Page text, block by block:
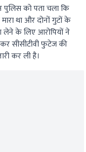
पुलिस को पता चला कि
था और दोनों गुटों के
लेने के लिए आरोपियों ने
सीसीटीवी फुटेज की
कर ली है।